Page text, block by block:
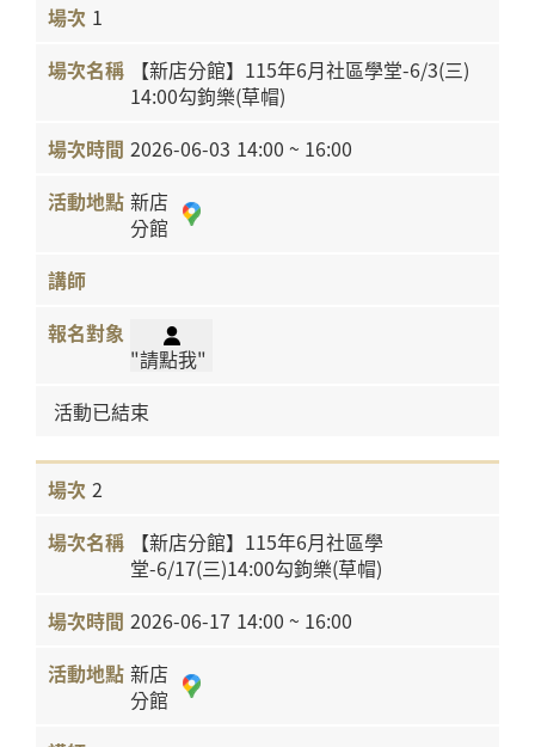
1
【新店分館】115年6月社區學堂-6/3(三)
14:00勾鉤樂(草帽)
2026-06-03 14:00 ~ 16:00
新店
分館
"請點我"
活動已結束
2
【新店分館】115年6月社區學
堂-6/17(三)14:00勾鉤樂(草帽)
2026-06-17 14:00 ~ 16:00
新店
分館